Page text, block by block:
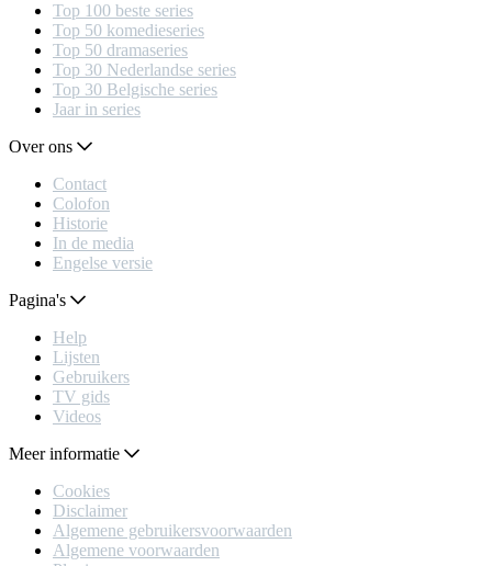
Top 100 beste series
Top 50 komedieseries
Top 50 dramaseries
Top 30 Nederlandse series
Top 30 Belgische series
Jaar in series
Over ons
Contact
Colofon
Historie
In de media
Engelse versie
Pagina's
Help
Lijsten
Gebruikers
TV gids
Videos
Meer informatie
Cookies
Disclaimer
Algemene gebruikersvoorwaarden
Algemene voorwaarden